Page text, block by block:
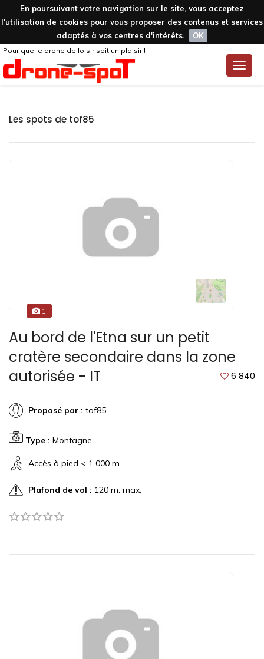
En poursuivant votre navigation sur le site, vous acceptez
l'utilisation de cookies pour vous proposer des contenus et services
adaptés à vos centres d'intérêts.
OK
Toggle
Pour que le drone de loisir soit un plaisir !
Les spots de tof85
1
Au bord de l'Etna sur un petit
cratère secondaire dans la zone
autorisée - IT
6 840
Proposé par : tof85
Type : Montagne
Accès à pied < 1 000 m.
Plafond de vol : 120 m. max.